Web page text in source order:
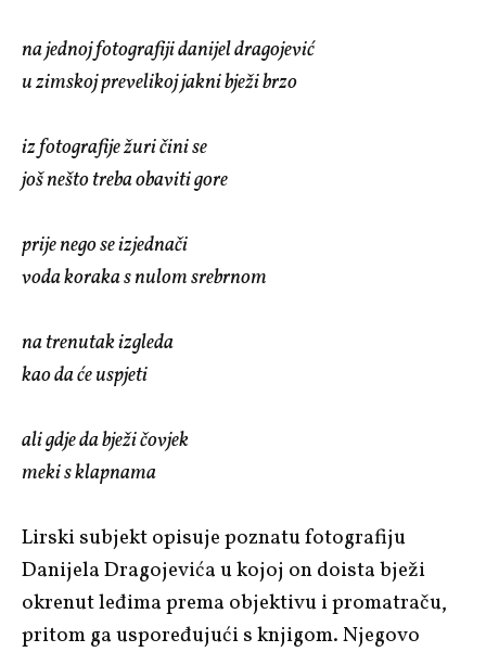
na jednoj fotografiji danijel dragojević
u zimskoj prevelikoj jakni bježi brzo
iz fotografije žuri čini se
još nešto treba obaviti gore
prije nego se izjednači
voda koraka s nulom srebrnom
na trenutak izgleda
kao da će uspjeti
ali gdje da bježi čovjek
meki s klapnama
Lirski subjekt opisuje poznatu fotografiju
Danijela Dragojevića u kojoj on doista bježi
okrenut leđima prema objektivu i promatraču,
pritom ga uspoređujući s knjigom. Njegovo